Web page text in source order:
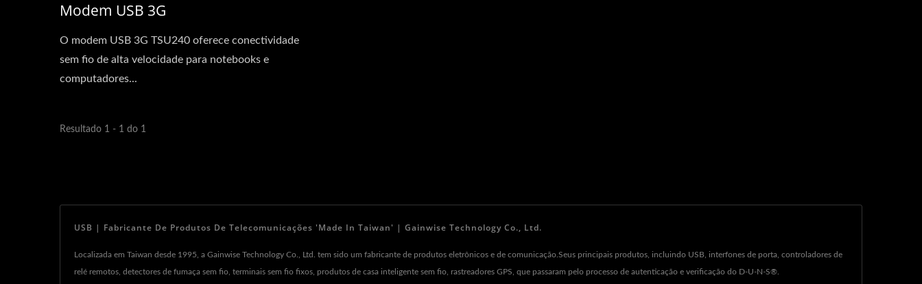
Modem USB 3G
O modem USB 3G TSU240 oferece conectividade
sem fio de alta velocidade para notebooks e
computadores...
Resultado 1 - 1 do 1
USB | Fabricante De Produtos De Telecomunicações 'Made In Taiwan' | Gainwise Technology Co., Ltd.
Localizada em Taiwan desde 1995, a Gainwise Technology Co., Ltd. tem sido um fabricante de produtos eletrônicos e de comunicação.Seus principais produtos, incluindo USB, interfones de porta, controladores de
relé remotos, detectores de fumaça sem fio, terminais sem fio fixos, produtos de casa inteligente sem fio, rastreadores GPS, que passaram pelo processo de autenticação e verificação do D-U-N-S®.